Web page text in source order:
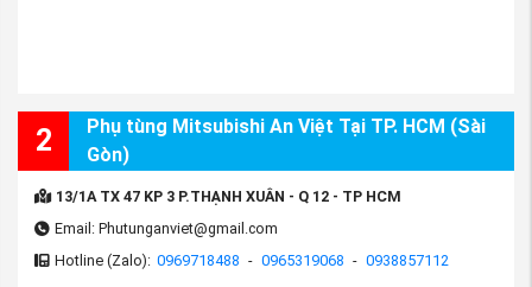
2
Phụ tùng Mitsubishi An Việt Tại TP. HCM (Sài
Gòn)
13/1A TX 47 KP 3 P.THẠNH XUÂN - Q 12 - TP HCM
Email: Phutunganviet@gmail.com
Hotline (Zalo): 0969718488 - 0965319068 - 0938857112